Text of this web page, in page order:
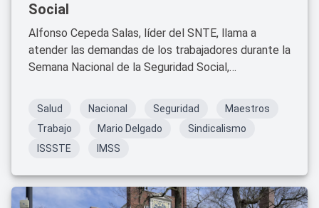
Social
Alfonso Cepeda Salas, líder del SNTE, llama a
atender las demandas de los trabajadores durante la
Semana Nacional de la Seguridad Social,
Salud Nacional Seguridad
Maestros
Trabajo
Mario Delgado
Sindicalismo
ISSSTE
IMSS